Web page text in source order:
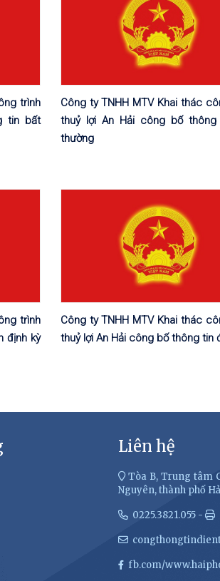
trình
tin bất
Công ty TNHH MTV Khai thác
thuỷ lợi An Hải công bố
thường
trình
định kỳ
Công ty TNHH MTV Khai thác
thuỷ lợi An Hải công bố thông tin
Liên hệ
Tòa B, Trung tâm
Nguyên, thành phố
0225.3821.055 -
fb.com/